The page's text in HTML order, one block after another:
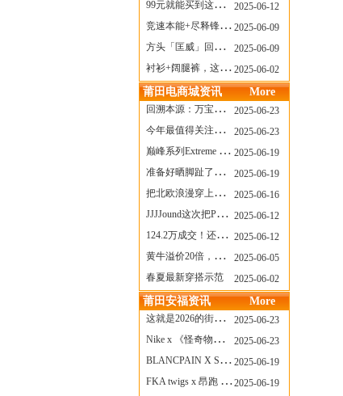
99元就能买到这样颜值的太阳镜？优衣库夏季墨镜系列
2025-06-12
竞速本能+尽释锋芒——罗杰杜彼Roger+Dubuis王者竞速系列飞返计时码表燃擎赛道
2025-06-09
方头「匡威」回归！日系简约里的小心思
2025-06-09
衬衫+阔腿裤，这样穿美出新高度！
2025-06-02
莆田电商城资讯 More
回溯本源：万宝龙推出明星系列都市灰腕表新作
2025-06-23
今年最值得关注的AF1！KOBE x AF1 明日发售
2025-06-23
巅峰系列Extreme Diver潜水腕表与Revival Diver复刻版潜水腕表共同推出“暗影款”新作
2025-06-19
准备好晒脚趾了吗？透明款 AF1 要回归了
2025-06-19
把北欧浪漫穿上脚，Cecilie Bahnsen x ASICS
2025-06-16
JJJJound这次把PUMA改得好安静
2025-06-12
124.2万成交！还有什么是Labubu做不到的？
2025-06-12
黄牛溢价20倍，「Labubu」3.0市价大盘点！假货比正品还贵...
2025-06-05
春夏最新穿搭示范
2025-06-02
莆田安福资讯 More
这就是2026的街头感！Prada新包我先爱了
2025-06-23
Nike x 《怪奇物语》联名回归，终于轮到这双热门款了！
2025-06-23
BLANCPAIN X SWATCH联名款 BIOCERAMIC SCUBA FIFTY FATHOMS 系列推出全新 GREEN ABYSS（碧波洋）腕表
2025-06-19
FKA twigs x 昂跑 联名来了，这三双 Cloud X 你选哪一双？
2025-06-19